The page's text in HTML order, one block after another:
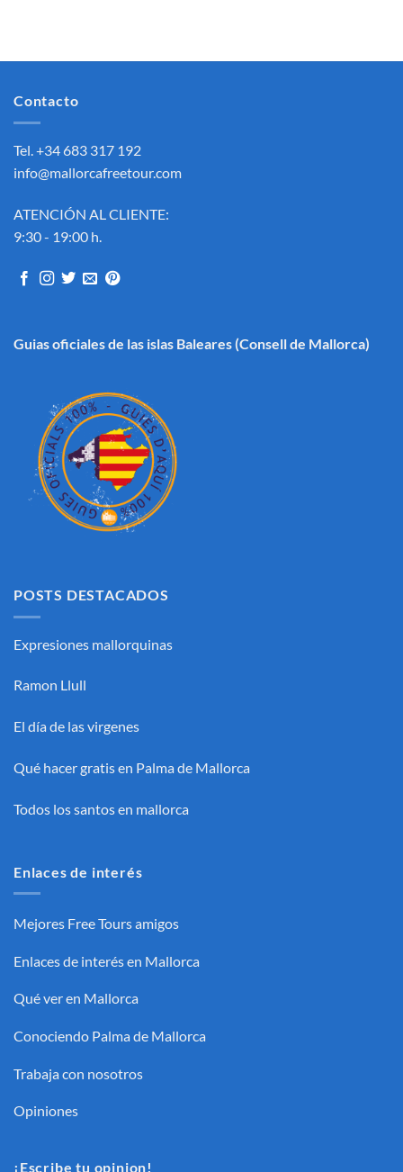
Contacto
Tel. +34 683 317 192
info@mallorcafreetour.com
ATENCIÓN AL CLIENTE:
9:30 - 19:00 h.
Guias oficiales de las islas Baleares(Consell de Mallorca)
POSTS DESTACADOS
Expresiones mallorquinas
Ramon Llull
El día de las virgenes
Qué hacer gratis en Palma de Mallorca
Todos los santos en mallorca
Enlaces de interés
Mejores Free Tours amigos
Enlaces de interés en Mallorca
Qué ver en Mallorca
Conociendo Palma de Mallorca
Trabaja con nosotros
Opiniones
¡Escribe tu opinion!